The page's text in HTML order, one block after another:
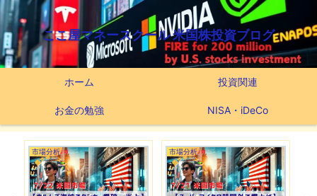
ここ屋マネースクール 米国株投資ブログ
ホーム 投資関連
お金の勉強 NISA・iDeCo
つみたてNISA 市場分析